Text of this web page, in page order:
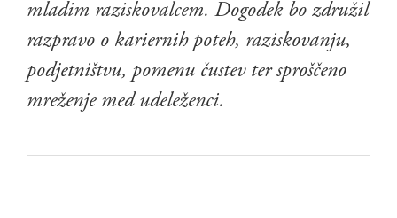
mladim raziskovalcem. Dogodek bo združil
razpravo o kariernih poteh, raziskovanju,
podjetništvu, pomenu čustev ter sproščeno
mreženje med udeleženci.